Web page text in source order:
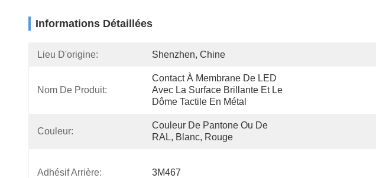
Informations Détaillées
Lieu D'origine: Shenzhen, Chine
Nom De Produit:
Contact À Membrane De LED
Avec La Surface Brillante Et Le
Dôme Tactile En Métal
Couleur:
Couleur De Pantone Ou De
RAL, Blanc, Rouge
Adhésif Arrière: 3M467